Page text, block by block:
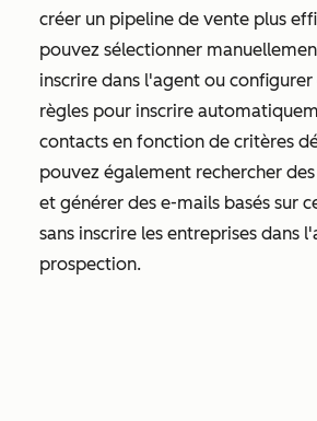
créer un pipeline de vente plus
pouvez sélectionner
inscrire dans l'agent ou
règles pour inscrire
contacts en fonction de critères
pouvez également rechercher
et générer des e-mails basés sur
sans inscrire les entreprises dans
prospection.